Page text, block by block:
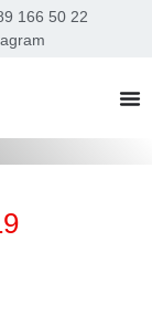
166 50 22